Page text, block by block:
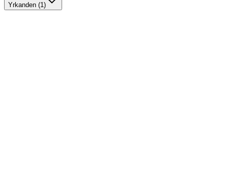
Yrkanden (1)